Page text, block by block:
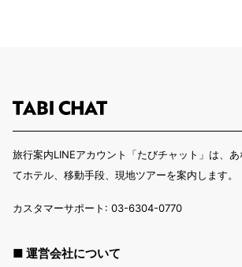
旅行案内LINEアカウント「たびチャット」は、
てホテル、移動手段、現地ツアーを案内します。
カスタマーサポート: 03-6304-0770
■ 運営会社について